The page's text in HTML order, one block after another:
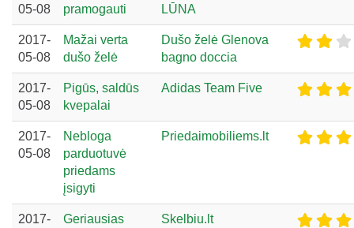
05-08
pramogauti
LŪNA
2017-
05-08
Mažai verta
dušo želė
Dušo želė Glenova
bagno doccia
2017-
05-08
Pigūs, saldūs
kvepalai
Adidas Team Five
2017-
05-08
Nebloga
parduotuvė
priedams
įsigyti
Priedaimobiliems.lt
2017-
Geriausias
Skelbiu.lt